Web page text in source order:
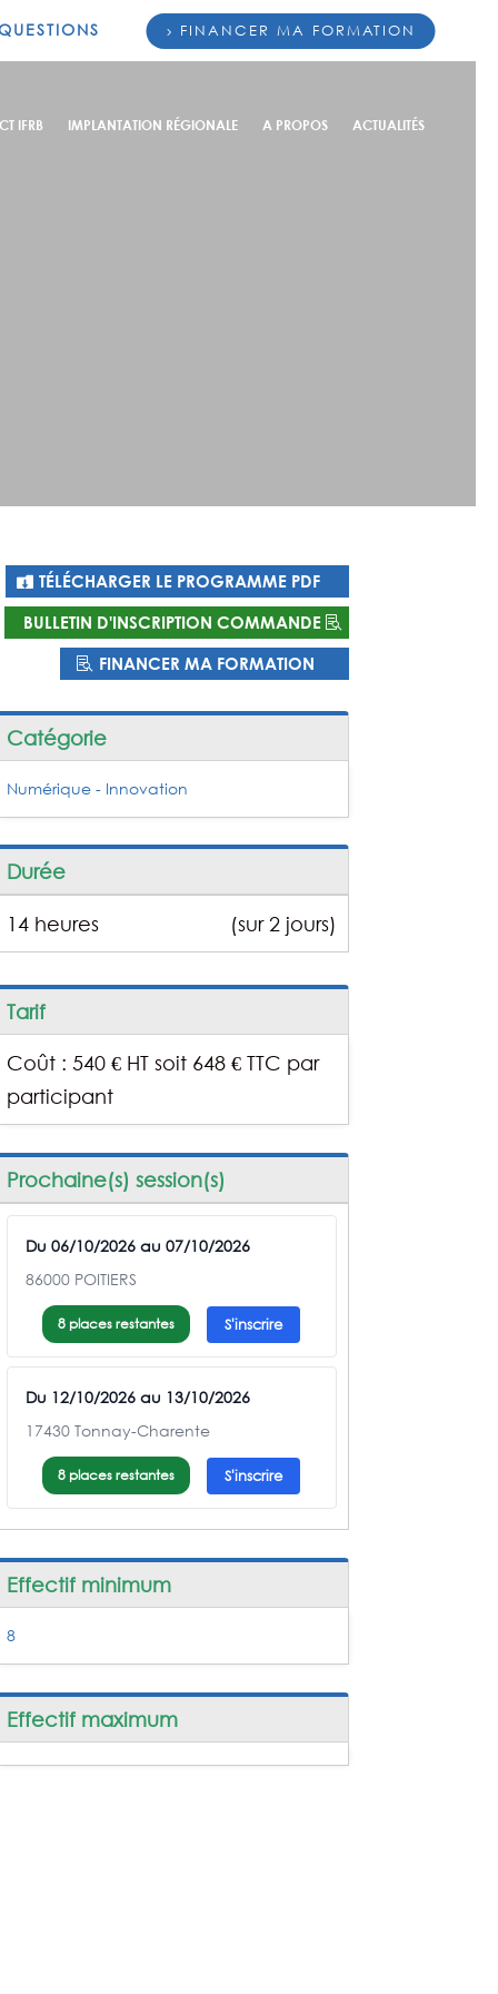
IFRB IMPLANTATION RÉGIONALE A PROPOS ACTUALITÉS
FINANCER MA FORMATION
TÉLÉCHARGER LE PROGRAMME PDF
BULLETIN D'INSCRIPTION COMMANDE
FINANCER MA FORMATION
Catégorie
Numérique - Innovation
Durée
14 heures (sur 2 jours)
Tarif
Coût : 540 € HT soit 648 € TTC par
participant
Prochaine(s) session(s)
Du 06/10/2026 au 07/10/2026
86000 POITIERS
8 places restantes S'inscrire
Du 12/10/2026 au 13/10/2026
17430 Tonnay-Charente
8 places restantes S'inscrire
Effectif minimum
8
Effectif maximum